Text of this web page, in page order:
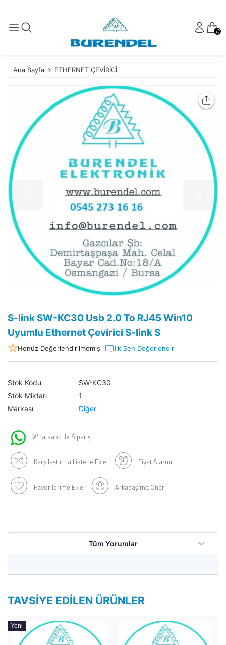
0
Ana Sayfa ETHERNET ÇEVİRİCİ
S-link SW-KC30 Usb 2.0 To RJ45 Win10
Uyumlu Ethernet Çevirici S-link S
Henüz Değerlendirilmemiş İlk Sen Değerlendir
Stok Kodu : SW-KC30
Stok Miktarı
: 1
Markası
: Diğer
Whatsapp ile Sipariş
Karşılaştırma Listene Ekle Fiyat Alarmı
Favorilerime Ekle Arkadaşıma Öner
Tüm Yorumlar
TAVSIYE EDILEN ÜRÜNLER
Yeni